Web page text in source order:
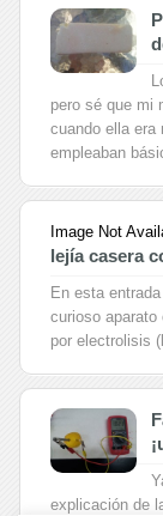
pero sé que mi
cuando ella era
empleaban
Image Not
lejía casera
En esta
curioso aparato
por electrolisis
explicación de